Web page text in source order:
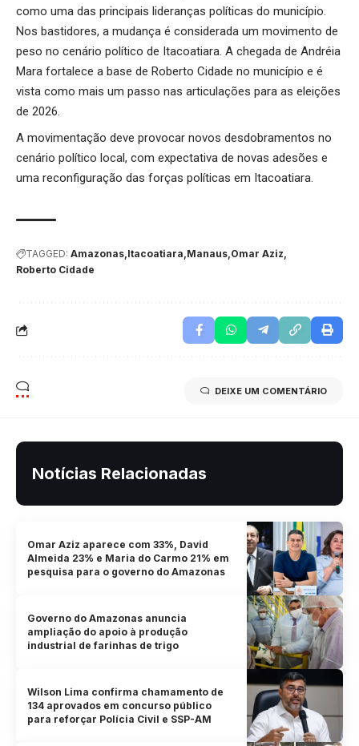
como uma das principais lideranças políticas do município.
Nos bastidores, a mudança é considerada um movimento de
peso no cenário político de Itacoatiara. A chegada de Andréia
Mara fortalece a base de Roberto Cidade no município e é
vista como mais um passo nas articulações para as eleições
de 2026.
A movimentação deve provocar novos desdobramentos no
cenário político local, com expectativa de novas adesões e
uma reconfiguração das forças políticas em Itacoatiara.
TAGGED: Amazonas Itacoatiara Manaus Omar Aziz
Roberto Cidade
DEIXE UM COMENTÁRIO
Notícias Relacionadas
Omar Aziz aparece com 33%, David
Almeida 23% e Maria do Carmo 21% em
pesquisa para o governo do Amazonas
Governo do Amazonas anuncia
ampliação do apoio à produção
industrial de farinhas de trigo
Wilson Lima confirma chamamento de
134 aprovados em concurso público
para reforçar Polícia Civil e SSP-AM